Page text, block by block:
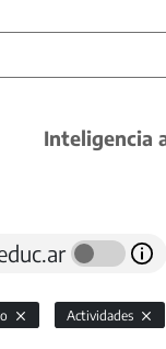
Inteligencia
Actividades